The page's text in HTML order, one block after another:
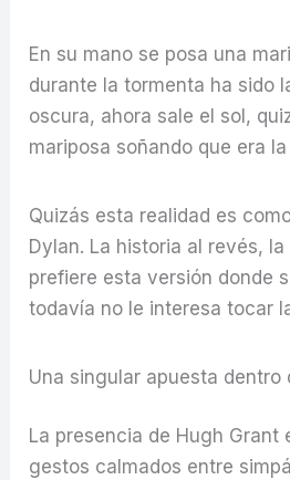
En su mano se posa una
durante la tormenta ha sido
oscura, ahora sale el sol,
mariposa soñando que era
Quizás esta realidad es
Dylan. La historia al revés,
prefiere esta versión donde
todavía no le interesa tocar
Una singular apuesta dentro
La presencia de Hugh Grant
gestos calmados entre